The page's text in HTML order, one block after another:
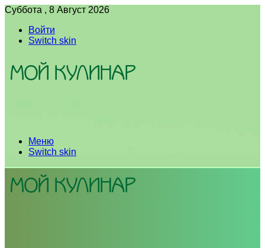
Суббота , 8 Август 2026
Войти
Switch skin
Меню
Switch skin